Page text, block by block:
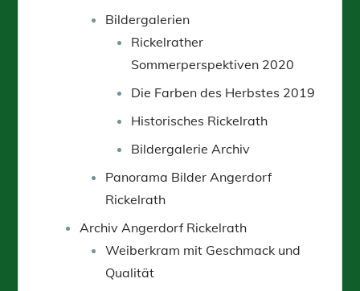
Bildergalerien
Rickelrather
Sommerperspektiven 2020
Die Farben des Herbstes 2019
Historisches Rickelrath
Bildergalerie Archiv
Panorama Bilder Angerdorf
Rickelrath
Archiv Angerdorf Rickelrath
Weiberkram mit Geschmack und
Qualität